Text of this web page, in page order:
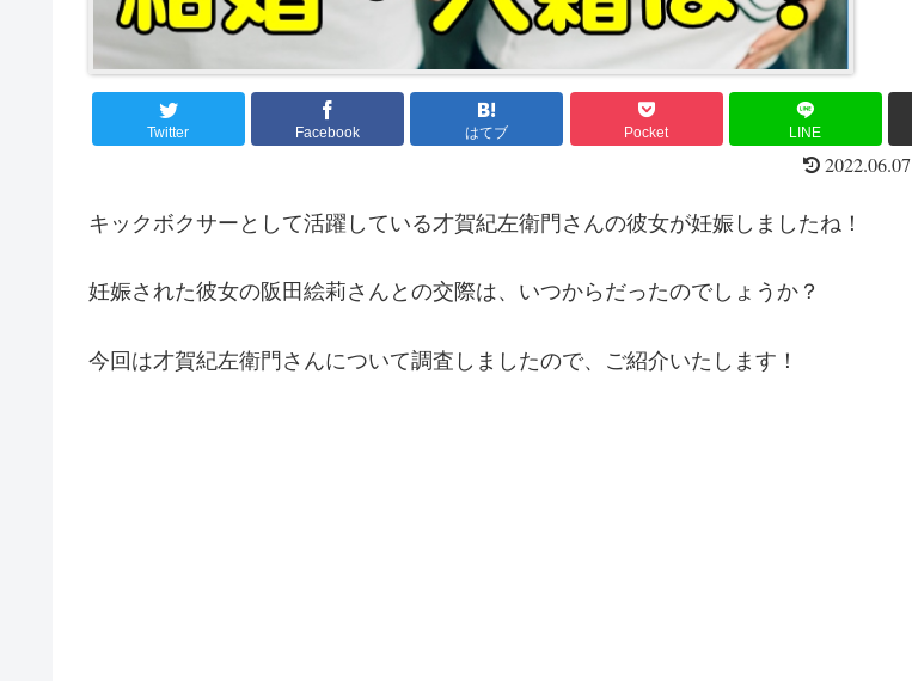
Twitter Facebook はてブ Pocket LINE
2022.06.07
キックボクサーとして活躍している才賀紀左衛門さんの彼女が妊娠しましたね！
妊娠された彼女の阪田絵莉さんとの交際は、いつからだったのでしょうか？
今回は才賀紀左衛門さんについて調査しましたので、ご紹介いたします！